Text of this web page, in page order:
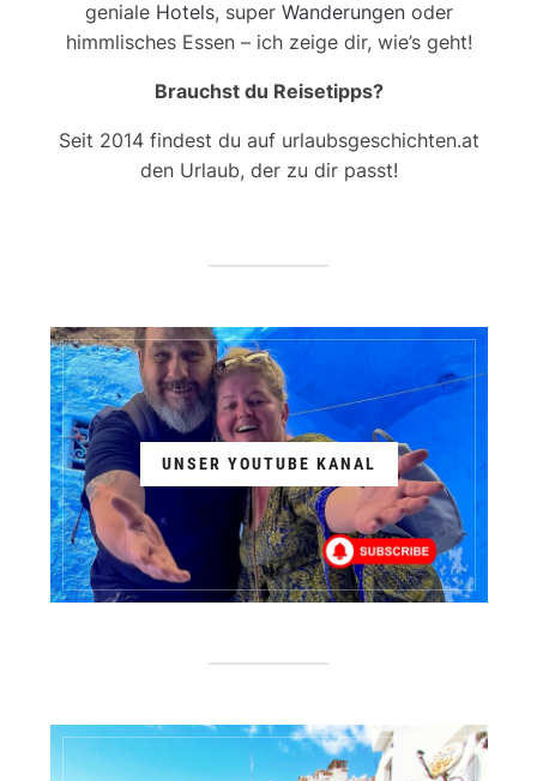
geniale Hotels, super Wanderungenoder
himmlisches Essen – ich zeige dir, wie’s geht!
Brauchst du Reisetipps?
Seit 2014 findest du auf urlaubsgeschichten.at
den Urlaub, der zu dir passt!
UNSER YOUTUBE KANAL